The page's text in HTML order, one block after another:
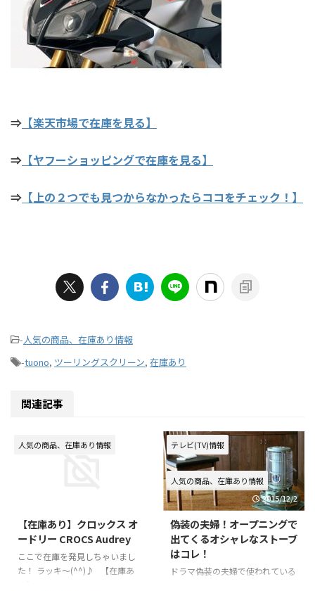
⇒ 【楽天市場で在庫を見る】
⇒ 【ヤフーショッピングで在庫を見る】
⇒ 【上の２つでも見つからなかったらココをチェック！】
-人気の商品、在庫あり情報
-tuono, ツーリングスクリーン, 在庫あり
関連記事
人気の商品、在庫あり情報
【在庫あり】クロックス オ
ードリー CROCS Audrey
ここで在庫を発見しちゃいまし
た！ ラッキ～(^^)♪ 【在庫あ
テレビ(TV)情報
人気の商品、在庫あり情報
2015/12/2
偽装の夫婦！オープニングで
出てくるオシャレなストーブ
はコレ！
ドラマ偽装の夫婦で使われている